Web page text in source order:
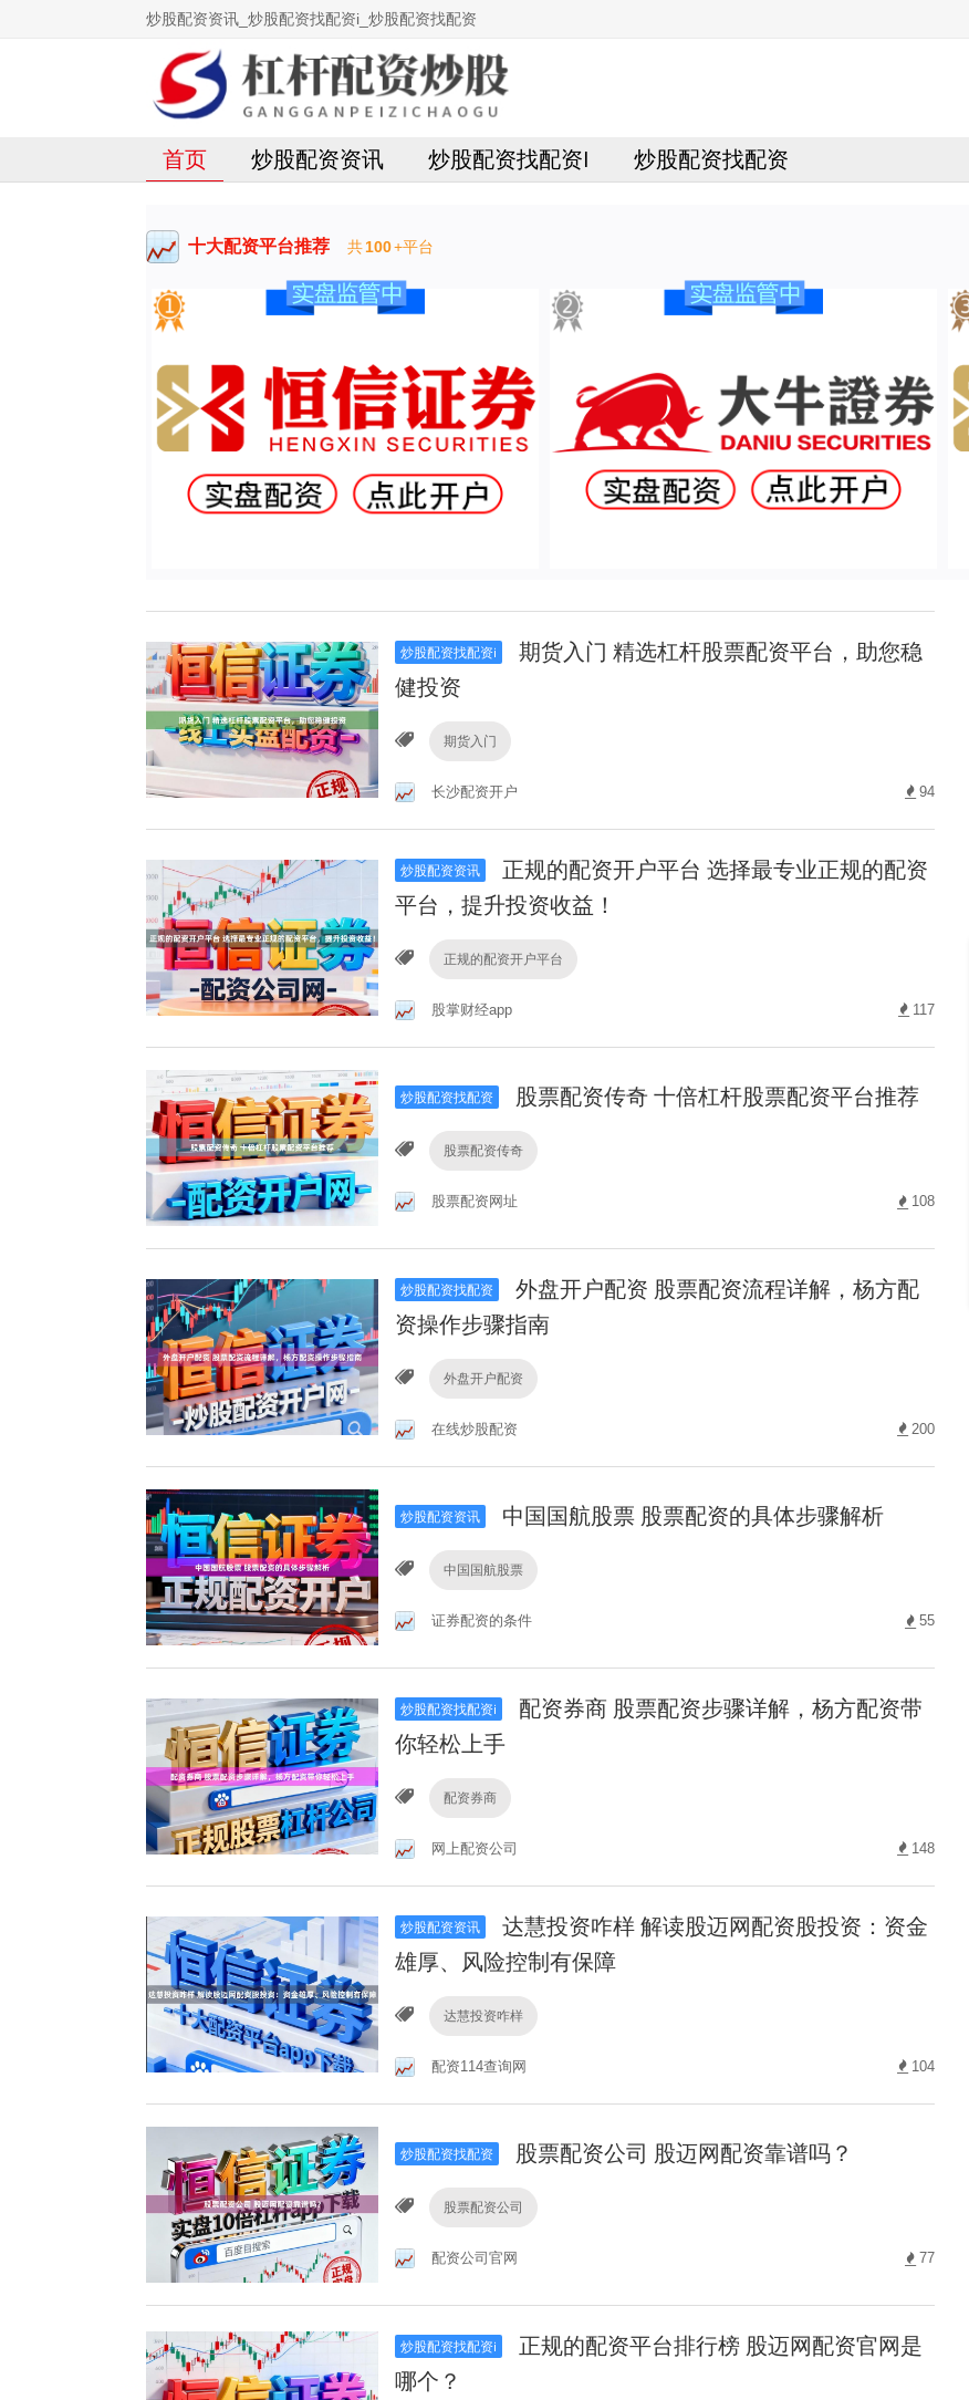
炒股配资资讯_炒股配资找配资i_炒股配资找配资
首页 炒股配资资讯 炒股配资找配资I 炒股配资找配资
十大配资平台推荐 共100+平台
炒股配资找配资i
期货入门 精选杠杆股票配资平台，助您稳
健投资
期货入门
长沙配资开户 94
炒股配资资讯
正规的配资开户平台 选择最专业正规的配资
平台，提升投资收益！
正规的配资开户平台
股掌财经app 117
炒股配资找配资 股票配资传奇 十倍杠杆股票配资平台推荐
股票配资传奇
股票配资网址 108
炒股配资找配资
外盘开户配资 股票配资流程详解，杨方配
资操作步骤指南
外盘开户配资
在线炒股配资 200
炒股配资资讯 中国国航股票 股票配资的具体步骤解析
中国国航股票
证券配资的条件 55
炒股配资找配资i
配资券商 股票配资步骤详解，杨方配资带
你轻松上手
配资券商
网上配资公司 148
炒股配资资讯
达慧投资咋样 解读股迈网配资股投资：资金
雄厚、风险控制有保障
达慧投资咋样
配资114查询网 104
炒股配资找配资 股票配资公司 股迈网配资靠谱吗？
股票配资公司
配资公司官网 77
炒股配资找配资i
正规的配资平台排行榜 股迈网配资官网是
哪个？